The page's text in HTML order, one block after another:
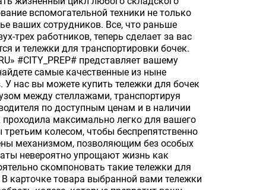
вспомогательной техники не только
ваших сотрудников. Все, что раньше
трех работников, теперь сделает за вас
и тележки для транспортировки бочек.
#CITY_PREP# представляет вашему
самые качественные из ныне
нас вы можете купить тележки для бочек
между стеллажами, транспортируя
по доступным ценам и в наличии
проходила максимально легко для вашего
колесом, чтобы беспрепятственно
механизмом, позволяющим без особых
невероятно упрощают жизнь как
скомпоновать такие тележки для
карточке товара выбранной вами тележки